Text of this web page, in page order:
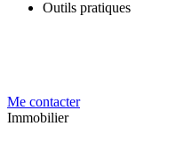
Outils pratiques
Me contacter
Immobilier